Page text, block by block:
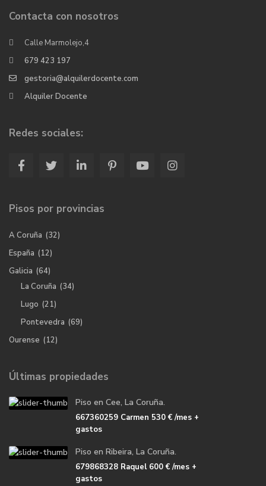
Contacta con nosotros
Calle Marmolejo,4
679 423 197
gestoria@alquilerdocente.com
Alquiler Docente
Redes sociales:
Pisos por provincias
A Coruña (32)
España (12)
Galicia (64)
La Coruña (34)
Lugo (21)
Pontevedra (69)
Ourense (12)
Últimas propiedades
Piso en Cee, La Coruña.
667360259 Carmen 530 €/mes +
gastos
Piso en Ribeira, La Coruña.
679868328 Raquel600 €/mes +
gastos